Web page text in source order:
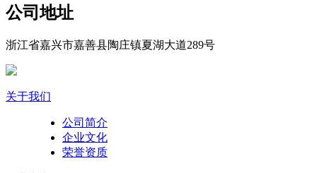
公司地址
浙江省嘉兴市嘉善县陶庄镇夏湖大道289号
关于我们
公司简介
企业文化
荣誉资质